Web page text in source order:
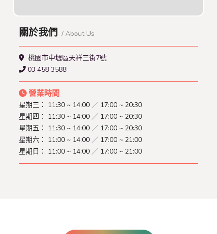
關於我們 / About Us
桃園市中壢區天祥三街7號
03 458 3588
營業時間
星期三： 11:30 ~ 14:00 ／ 17:00 ~ 20:30
星期四： 11:30 ~ 14:00 ／ 17:00 ~ 20:30
星期五： 11:30 ~ 14:00 ／ 17:00 ~ 20:30
星期六： 11:00 ~ 14:00 ／ 17:00 ~ 21:00
星期日： 11:00 ~ 14:00 ／ 17:00 ~ 21:00